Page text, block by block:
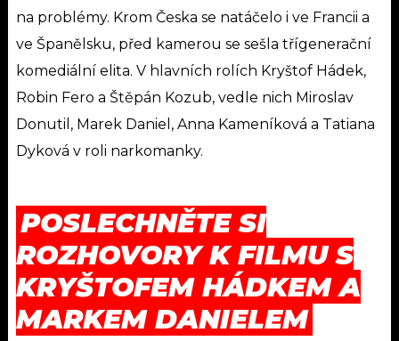
na problémy. Krom Česka se natáčelo i ve Francii a
ve Španělsku, před kamerou se sešla třígenerační
komediální elita. V hlavních rolích Kryštof Hádek,
Robin Fero a Štěpán Kozub, vedle nich Miroslav
Donutil, Marek Daniel, Anna Kameníková a Tatiana
Dyková v roli narkomanky.
POSLECHNĚTE SI
ROZHOVORY K FILMU S
KRYŠTOFEM HÁDKEM A
MARKEM DANIELEM